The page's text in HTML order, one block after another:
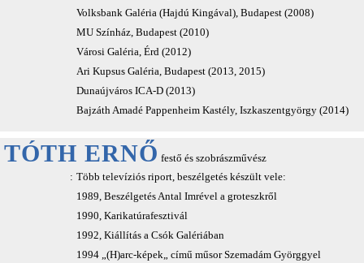
Volksbank Galéria (Hajdú Kingával), Budapest (2008)
MU Színház, Budapest (2010)
Városi Galéria, Érd (2012)
Ari Kupsus Galéria, Budapest (2013, 2015)
Dunaújváros ICA-D (2013)
Bajzáth Amadé Pappenheim Kastély, Iszkaszentgyörgy (2014)
TÓTH ERNŐ festő és szobrászművész
: Több televíziós riport, beszélgetés készült vele:
1989, Beszélgetés Antal Imrével a groteszkről
1990, Karikatúrafesztivál
1992, Kiállítás a Csók Galériában
1994 „(H)arc-képek„ című műsor Szemadám Györggyel